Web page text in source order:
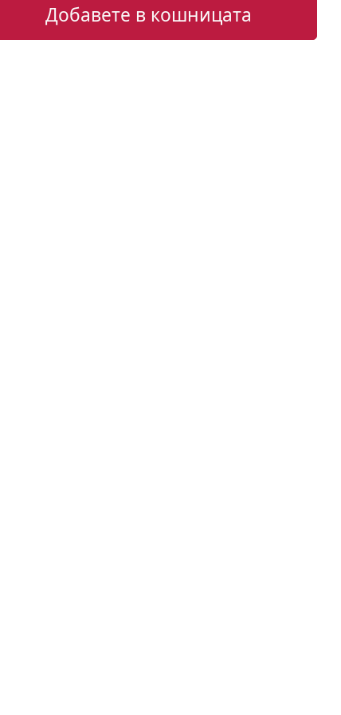
Добавете в кошницата